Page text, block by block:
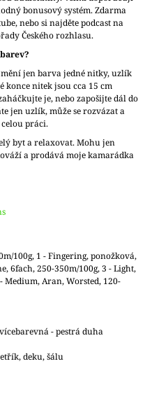
bonusový systém. Zdarma
nebo si najděte podcast na
Českého rozhlasu.
jen barva jedné nitky, uzlík
konce nitek jsou cca 15 cm
je, nebo zapošijte dál do
jen uzlík, může se rozvázat a
práci.
byt a relaxovat. Mohu jen
a prodává moje kamarádka
100g, 1 - Fingering, ponožková,
6fach, 250-350m/100g, 3 - Light,
Medium, Aran, Worsted, 120-
- pestrá duha
deku, šálu